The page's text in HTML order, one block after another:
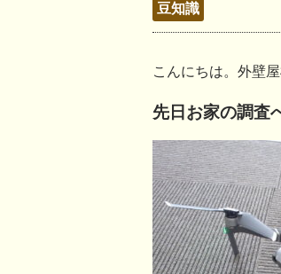
豆知識
こんにちは。外壁
先日お家の調査